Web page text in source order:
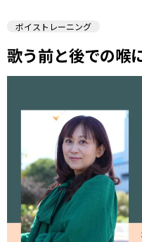
ボイストレーニング
歌う前と後での喉